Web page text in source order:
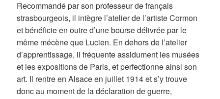
Recommandé par son professeur de français
strasbourgeois, il intègre l’atelier de l’artiste Cormon
et bénéficie en outre d’une bourse délivrée par le
même mécène que Lucien. En dehors de l’atelier
d’apprentissage, il fréquente assidument les musées
et les expositions de Paris, et perfectionne ainsi son
art. Il rentre en Alsace en juillet 1914 et s’y trouve
donc au moment de la déclaration de guerre,